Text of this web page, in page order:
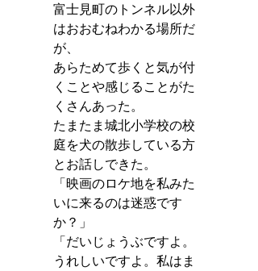
富士見町のトンネル以外
はおおむねわかる場所だ
が、
あらためて歩くと気が付
くことや感じることがた
くさんあった。
たまたま城北小学校の校
庭を犬の散歩している方
とお話しできた。
「映画のロケ地を私みた
いに来るのは迷惑です
か？」
「だいじょうぶですよ。
うれしいですよ。私はま